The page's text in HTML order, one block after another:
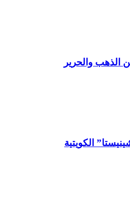
الذهب والحرير
الكويتية